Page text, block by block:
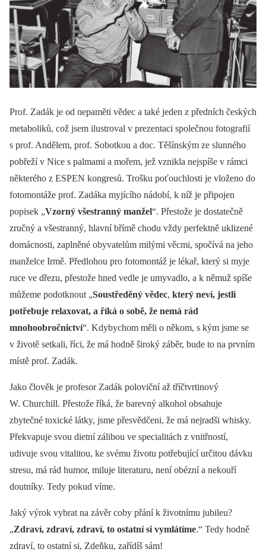
Prof. Zadák je od nepaměti vědec a také jeden z předních českých
metaboliků, což jsem ilustroval v prezentaci společnou fotografií
s prof. Andělem, prof. Sobotkou a doc. Těšínským ze slunného
pobřeží v Nice s palmami a mořem, jež vznikla nejspíše v rámci
některého z ESPEN kongresů. Trošku poťouchlosti je vloženo do
fotomontáže prof. Zadáka myjícího nádobí, k níž je připojen
popisek „Vzorný všestranný manžel“. Přestože je dostatečně
zručný a všestranný, hlavní břímě chodu vždy perfektně uklizené
domácnosti, zaplněné obyvatelům milými věcmi, spočívá na jeho
manželce Irmě. Předlohou pro fotomontáž je lékař, který si myje
ruce ve dřezu, přestože hned vedle je umyvadlo, a k němuž spíše
můžeme podotknout „Soustředěný vědec, který neví, jestli
potřebuje relaxovat, a říká o sobě, že nemá rád
mnohoobročnictví“. Kdybychom měli o někom, s kým jsme se
v životě setkali, říci, že má hodně široký záběr, bude to na prvním
místě prof. Zadák.
Jako člověk je profesor Zadák poloviční až tříčtvrtinový
W. Churchill. Přestože říká, že barevný alkohol obsahuje
zbytečné toxické látky, jsme přesvědčeni, že má nejradši whisky.
Překvapuje svou dietní zálibou ve specialitách z vnitřností,
udivuje svou vitalitou, ke svému životu potřebující určitou dávku
stresu, má rád humor, miluje literaturu, není obézní a nekouří
doutníky. Tedy pokud víme.
Jaký výrok vybrat na závěr coby přání k životnímu jubileu?
„Zdraví, zdraví, zdraví, to ostatní si vymlátíme.“ Tedy hodně
zdraví, to ostatní si, Zdeňku, zařídíš sám!